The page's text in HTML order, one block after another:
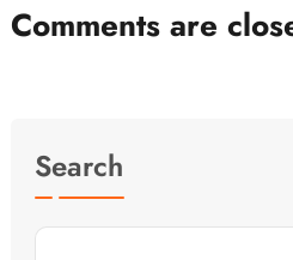
Comments are
Search